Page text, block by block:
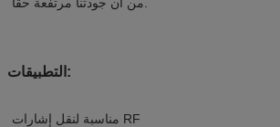
التطبيقات:
مناسبة لنقل إشارات RF